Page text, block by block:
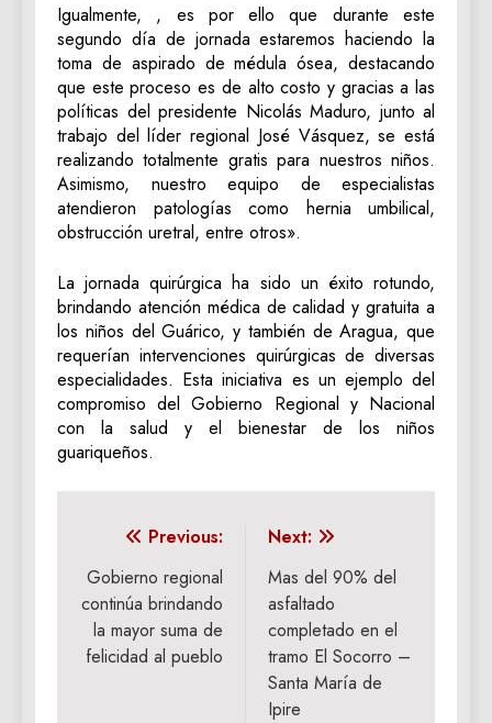
Igualmente, , es por ello que durante este
segundo día de jornada estaremos haciendo la
toma de aspirado de médula ósea, destacando
que este proceso es de alto costo y gracias a las
políticas del presidente Nicolás Maduro, junto al
trabajo del líder regional José Vásquez, se está
realizando totalmente gratis para nuestros niños.
Asimismo, nuestro equipo de especialistas
atendieron patologías como hernia umbilical,
obstrucción uretral, entre otros».
La jornada quirúrgica ha sido un éxito rotundo,
brindando atención médica de calidad y gratuita a
los niños del Guárico, y también de Aragua, que
requerían intervenciones quirúrgicas de diversas
especialidades. Esta iniciativa es un ejemplo del
compromiso del Gobierno Regional y Nacional
con la salud y el bienestar de los niños
guariqueños.
Navegación
de
entradas
Previous:
Gobierno regional
continúa brindando
la mayor suma de
felicidad al pueblo
Next:
Mas del 90% del
asfaltado
completado en el
tramo El Socorro –
Santa María de
Ipire